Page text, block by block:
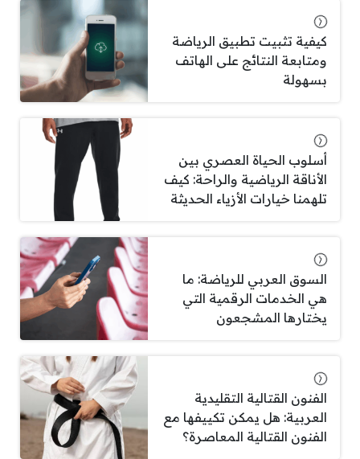
كيفية تثبيت تطبيق الرياضة
ومتابعة النتائج على الهاتف
بسهولة
أسلوب الحياة العصري بين
الأناقة الرياضية والراحة: كيف
تلهمنا خيارات الأزياء الحديثة
السوق العربي للرياضة: ما
هي الخدمات الرقمية التي
يختارها المشجعون
الفنون القتالية التقليدية
العربية: هل يمكن تكييفها مع
الفنون القتالية المعاصرة؟